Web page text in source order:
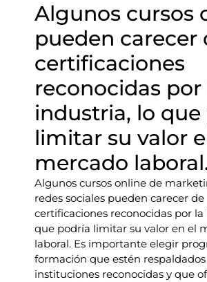
Algunos cursos
pueden carecer
certificaciones
reconocidas por
industria, lo que
limitar su valor
mercado
Algunos cursos online de
redes sociales pueden carecer de
certificaciones reconocidas por
que podría limitar su valor en el
laboral. Es importante elegir
formación que estén
instituciones reconocidas y que